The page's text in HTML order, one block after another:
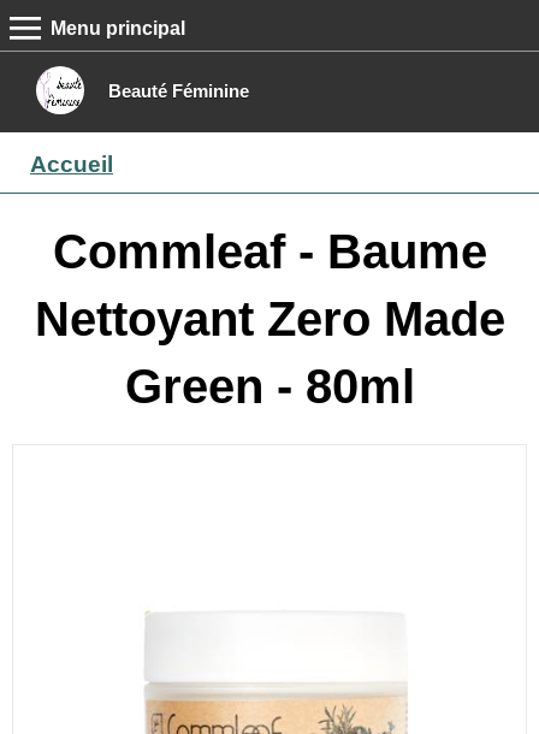
Beauté Féminine
MENU PRINCIPAL
Menu principal
Boutique
Contact
Accueil
Commleaf - Baume
Nettoyant Zero Made
Green - 80ml